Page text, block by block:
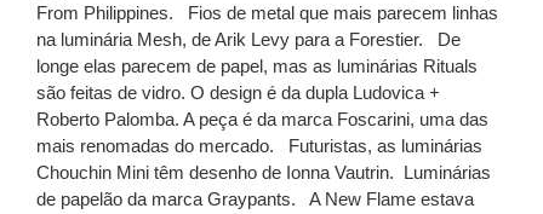
From Philippines.
Fios de metal que mais parecem linhas
na luminária Mesh, de Arik Levy para a Forestier.
De
longe elas parecem de papel, mas as luminárias Rituals
são feitas de vidro. O design é da dupla Ludovica +
Roberto Palomba. A peça é da marca Foscarini, uma das
mais renomadas do mercado.
Futuristas, as luminárias
Chouchin Mini têm desenho de Ionna Vautrin. Luminárias
de papelão da marca Graypants.
A New Flame estava